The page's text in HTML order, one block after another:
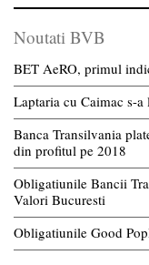
Noutati BVB
BET AeRO, primul
Laptaria cu Caimac s-
Banca Transilvania
din profitul pe 2018
Obligatiunile Bancii
Valori Bucuresti
Obligatiunile Good